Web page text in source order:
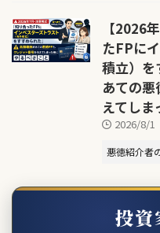
【2026
たFPに
積立）を
あての
えてし
2026/8/1
悪徳紹介者
投